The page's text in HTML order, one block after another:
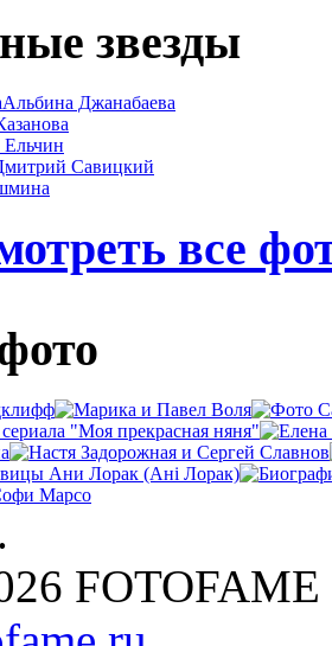
звезды
Альбина Джанабаева
Савицкий
все
FOTOFAME